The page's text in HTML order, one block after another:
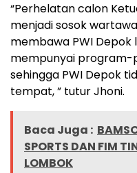
“Perhelatan calon
menjadi sosok
membawa PWI Depok
mempunyai
sehingga PWI Depok
tempat, ” tutur Jhoni.
Baca Juga :
SPORTS DAN FIM
LOMBOK